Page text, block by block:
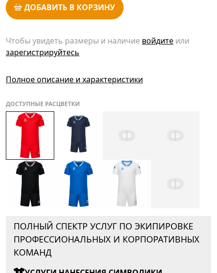
ДОБАВИТЬ В КОРЗИНУ
Чтобы увидеть размеры и наличие войдите или
зарегистрируйтесь
Полное описание и характеристики
ДОСТУПНЫЕ РАСЦВЕТКИ
ПОЛНЫЙ СПЕКТР УСЛУГ ПО ЭКИПИРОВКЕ
ПРОФЕССИОНАЛЬНЫХ И КОРПОРАТИВНЫХ
КОМАНД